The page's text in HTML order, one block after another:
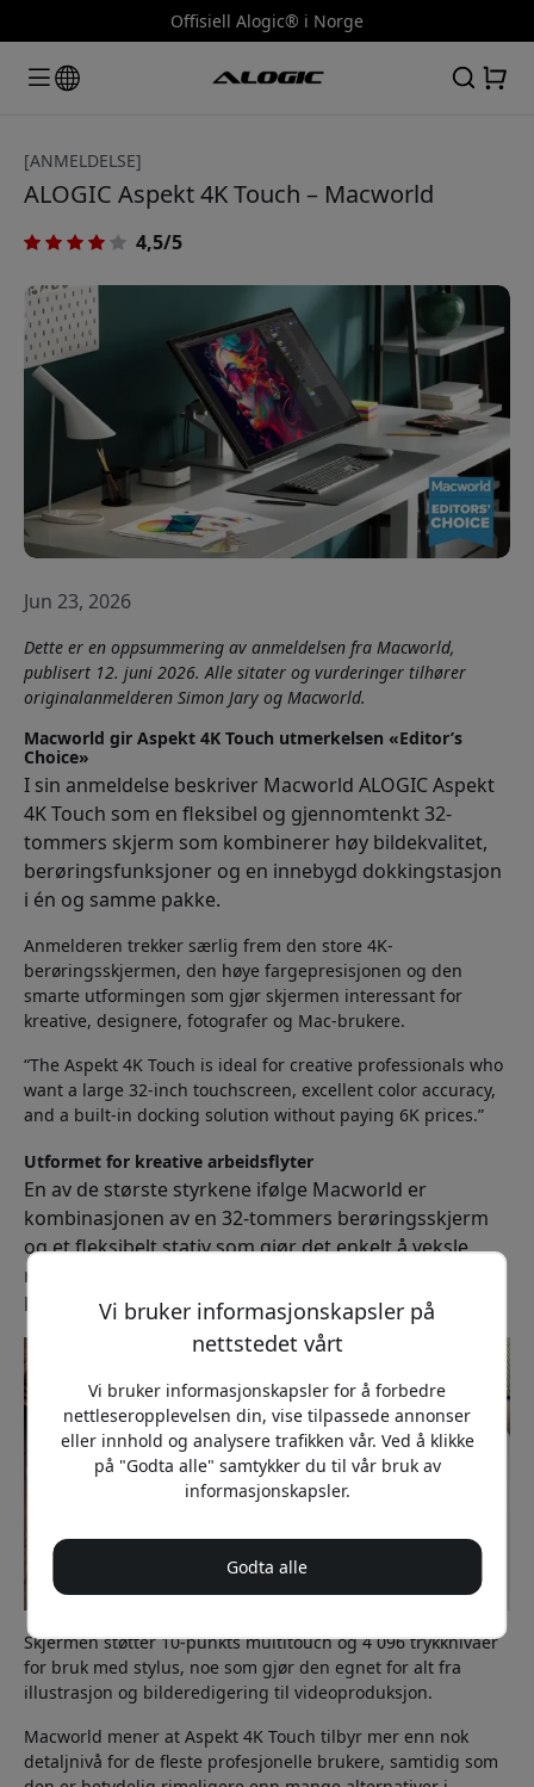
Offisiell Alogic® i Norge
[ANMELDELSE]
ALOGIC Aspekt 4K Touch – Macworld
4,5/5
Jun 23, 2026
Dette er en oppsummering av anmeldelsen fra Macworld,
publisert 12. juni 2026. Alle sitater og vurderinger tilhører
originalanmelderen Simon Jary og Macworld.
Macworld gir Aspekt 4K Touch utmerkelsen «Editor’s
Choice»
I sin anmeldelse beskriver Macworld ALOGIC Aspekt
4K Touch som en fleksibel og gjennomtenkt 32-
tommers skjerm som kombinerer høy bildekvalitet,
berøringsfunksjoner og en innebygd dokkingstasjon
i én og samme pakke.
Anmelderen trekker særlig frem den store 4K-
berøringsskjermen, den høye fargepresisjonen og den
smarte utformingen som gjør skjermen interessant for
kreative, designere, fotografer og Mac-brukere.
“The Aspekt 4K Touch is ideal for creative professionals who
want a large 32-inch touchscreen, excellent color accuracy,
and a built-in docking solution without paying 6K prices.”
Utformet for kreative arbeidsflyter
En av de største styrkene ifølge Macworld er
kombinasjonen av en 32-tommers berøringsskjerm
og et fleksibelt stativ som gjør det enkelt å veksle
mellom tradisjonelt skrivebordsarbeid og mer
kreative oppgaver.
Skjermen støtter 10-punkts multitouch og 4 096 trykknivåer
for bruk med stylus, noe som gjør den egnet for alt fra
illustrasjon og bilderedigering til videoproduksjon.
Macworld mener at Aspekt 4K Touch tilbyr mer enn nok
detaljnivå for de fleste profesjonelle brukere, samtidig som
Vi bruker informasjonskapsler på
nettstedet vårt
Vi bruker informasjonskapsler for å forbedre
nettleseropplevelsen din, vise tilpassede annonser
eller innhold og analysere trafikken vår. Ved å klikke
på "Godta alle" samtykker du til vår bruk av
informasjonskapsler.
Godta alle